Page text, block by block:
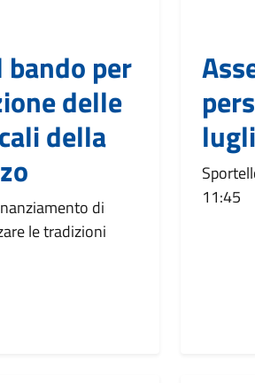
per
delle
della
di
le tradizioni
11:45